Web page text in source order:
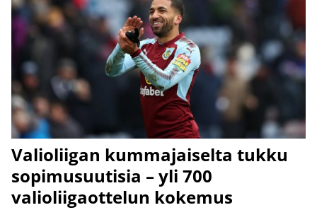
Valioliigan kummajaiselta tukku
sopimusuutisia – yli 700
valioliigaottelun kokemus